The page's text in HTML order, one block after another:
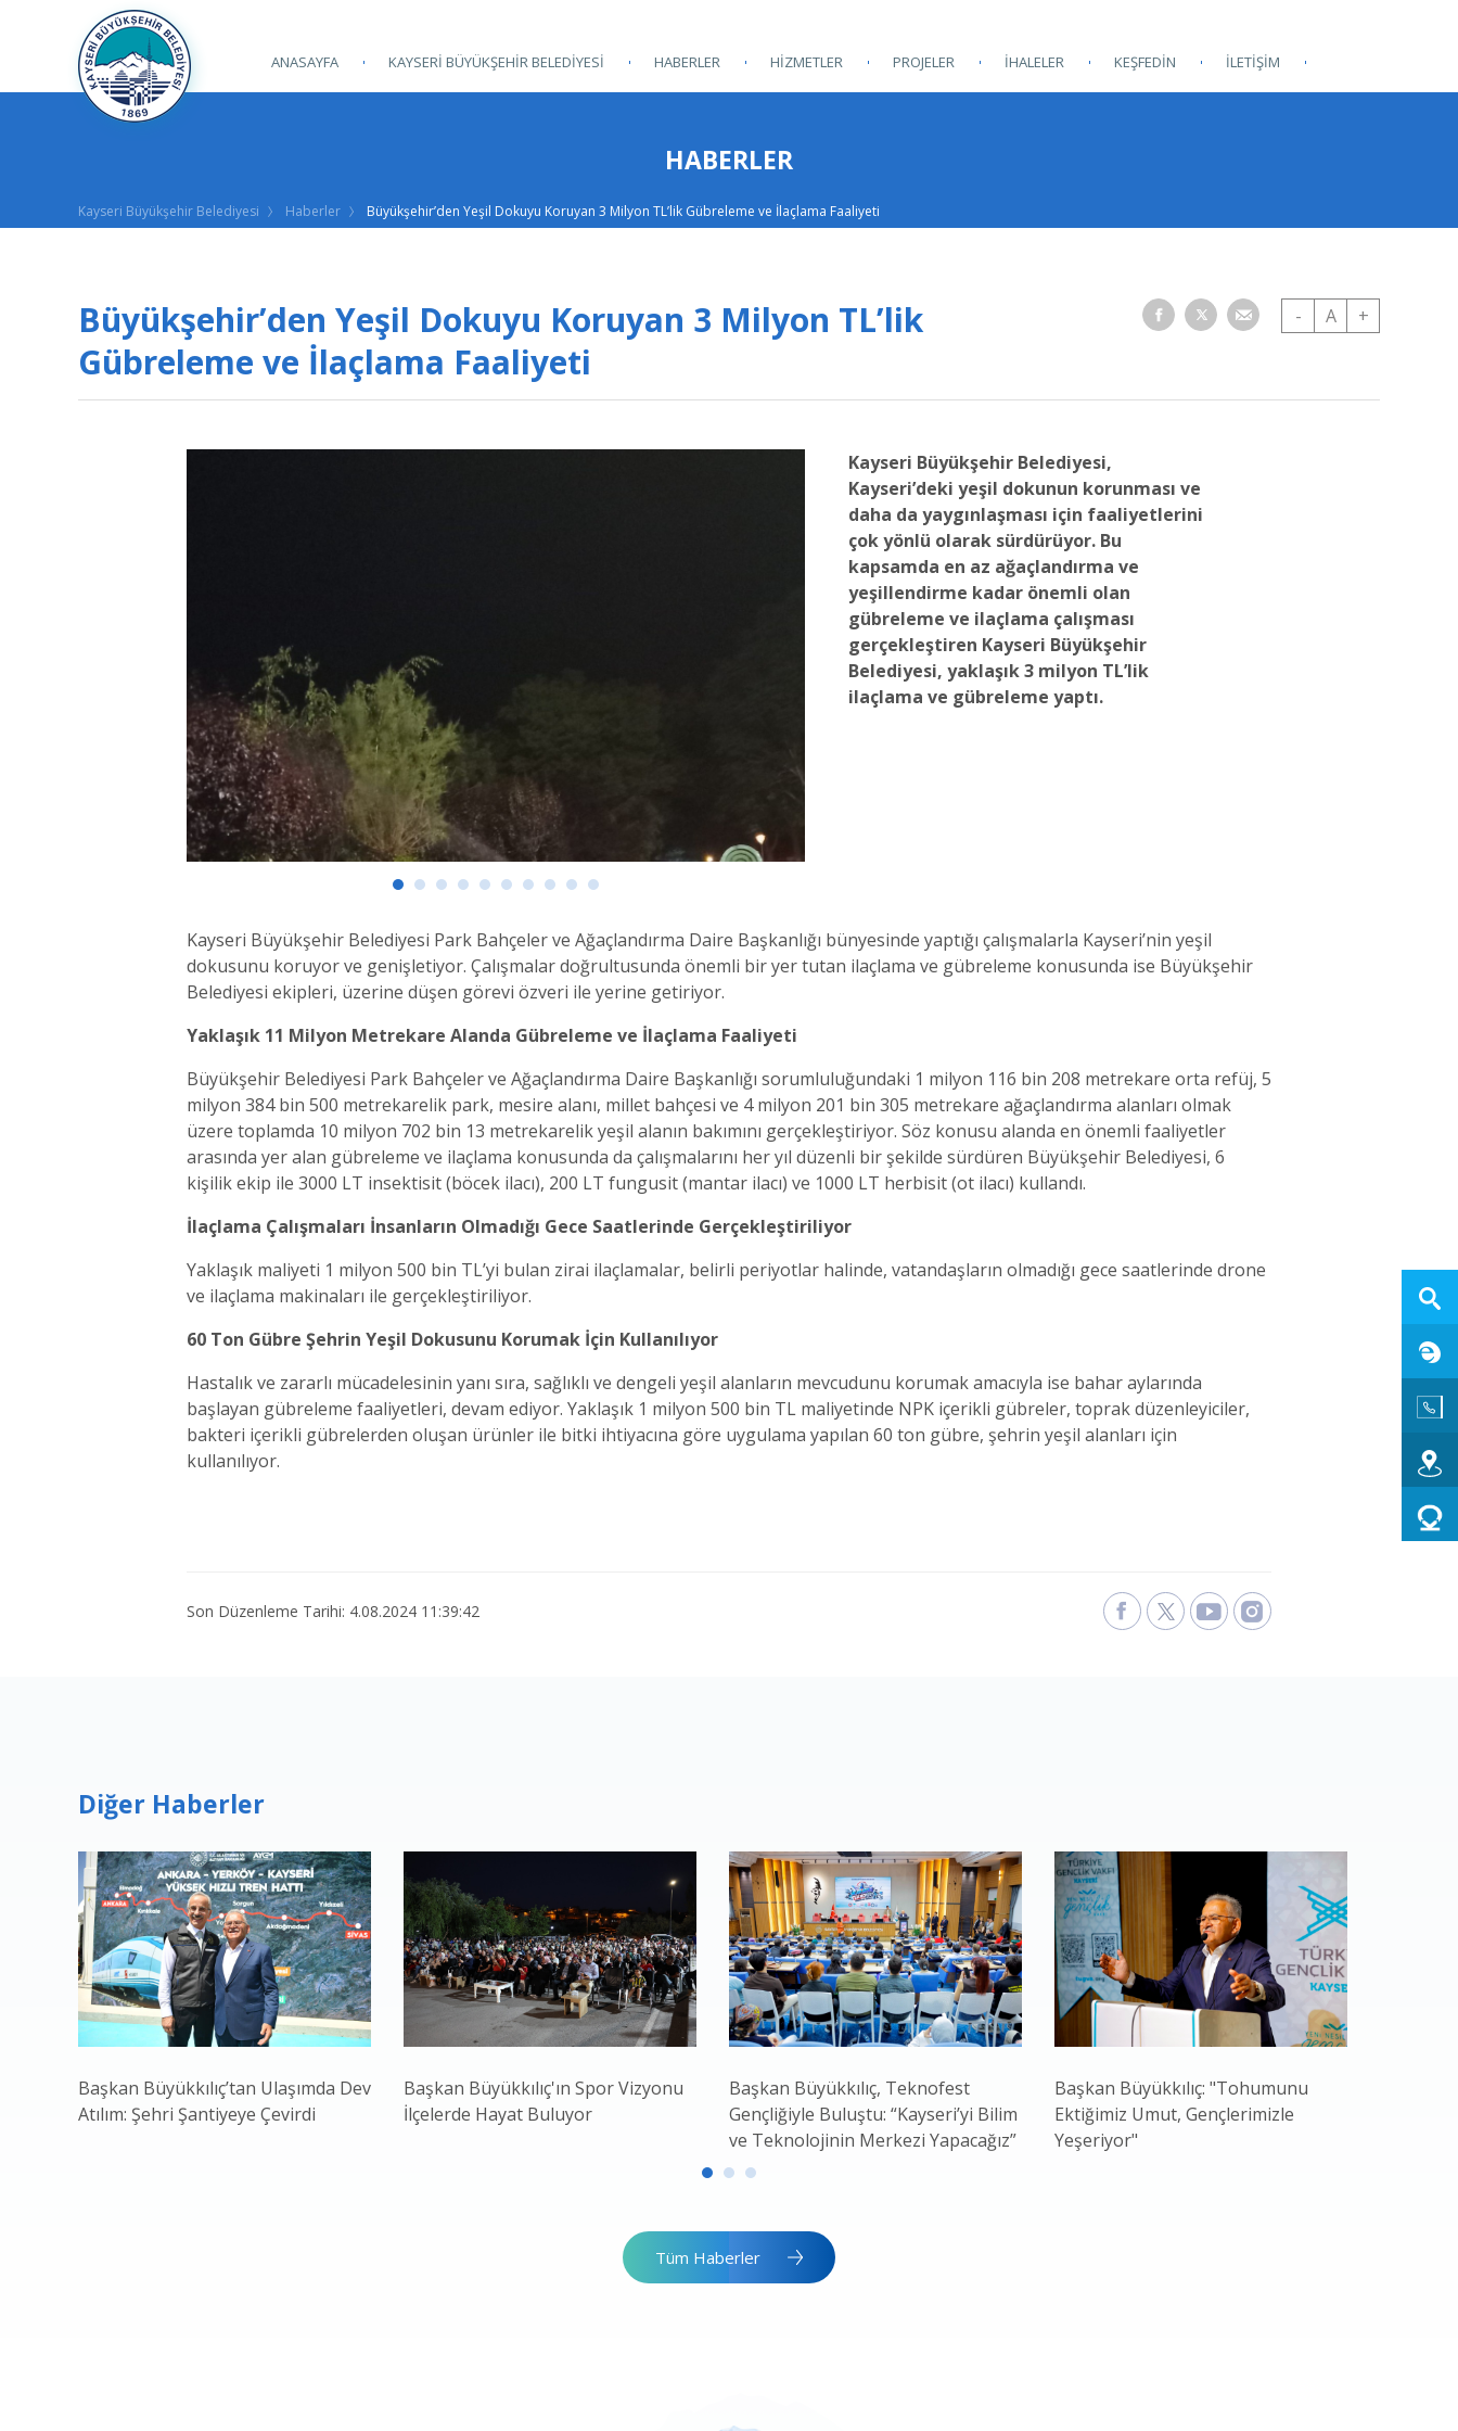
ANASAYFA KAYSERİ BÜYÜKŞEHİR BELEDİYESİ HABERLER HİZMETLER PROJELER İHALELER KEŞFEDİN İLETİŞİM
HABERLER
Kayseri Büyükşehir Belediyesi Haberler Büyükşehir’den Yeşil Dokuyu Koruyan 3 Milyon TL’lik Gübreleme ve İlaçlama Faaliyeti
Büyükşehir’den Yeşil Dokuyu Koruyan 3 Milyon TL’lik
Gübreleme ve İlaçlama Faaliyeti
- A +
Kayseri Büyükşehir Belediyesi,
Kayseri’deki yeşil dokunun korunması ve
daha da yaygınlaşması için faaliyetlerini
çok yönlü olarak sürdürüyor. Bu
kapsamda en az ağaçlandırma ve
yeşillendirme kadar önemli olan
gübreleme ve ilaçlama çalışması
gerçekleştiren Kayseri Büyükşehir
Belediyesi, yaklaşık 3 milyon TL’lik
ilaçlama ve gübreleme yaptı.
Kayseri Büyükşehir Belediyesi Park Bahçeler ve Ağaçlandırma Daire Başkanlığı bünyesinde yaptığı çalışmalarla Kayseri’nin yeşil
dokusunu koruyor ve genişletiyor. Çalışmalar doğrultusunda önemli bir yer tutan ilaçlama ve gübreleme konusunda ise Büyükşehir
Belediyesi ekipleri, üzerine düşen görevi özveri ile yerine getiriyor.
Yaklaşık 11 Milyon Metrekare Alanda Gübreleme ve İlaçlama Faaliyeti
Büyükşehir Belediyesi Park Bahçeler ve Ağaçlandırma Daire Başkanlığı sorumluluğundaki 1 milyon 116 bin 208 metrekare orta refüj, 5
milyon 384 bin 500 metrekarelik park, mesire alanı, millet bahçesi ve 4 milyon 201 bin 305 metrekare ağaçlandırma alanları olmak
üzere toplamda 10 milyon 702 bin 13 metrekarelik yeşil alanın bakımını gerçekleştiriyor. Söz konusu alanda en önemli faaliyetler
arasında yer alan gübreleme ve ilaçlama konusunda da çalışmalarını her yıl düzenli bir şekilde sürdüren Büyükşehir Belediyesi, 6
kişilik ekip ile 3000 LT insektisit (böcek ilacı), 200 LT fungusit (mantar ilacı) ve 1000 LT herbisit (ot ilacı) kullandı.
İlaçlama Çalışmaları İnsanların Olmadığı Gece Saatlerinde Gerçekleştiriliyor
Yaklaşık maliyeti 1 milyon 500 bin TL’yi bulan zirai ilaçlamalar, belirli periyotlar halinde, vatandaşların olmadığı gece saatlerinde drone
ve ilaçlama makinaları ile gerçekleştiriliyor.
60 Ton Gübre Şehrin Yeşil Dokusunu Korumak İçin Kullanılıyor
Hastalık ve zararlı mücadelesinin yanı sıra, sağlıklı ve dengeli yeşil alanların mevcudunu korumak amacıyla ise bahar aylarında
başlayan gübreleme faaliyetleri, devam ediyor. Yaklaşık 1 milyon 500 bin TL maliyetinde NPK içerikli gübreler, toprak düzenleyiciler,
bakteri içerikli gübrelerden oluşan ürünler ile bitki ihtiyacına göre uygulama yapılan 60 ton gübre, şehrin yeşil alanları için
kullanılıyor.
Son Düzenleme Tarihi: 4.08.2024 11:39:42
Diğer Haberler
Başkan Büyükkılıç’tan Ulaşımda Dev
Atılım: Şehri Şantiyeye Çevirdi
Başkan Büyükkılıç'ın Spor Vizyonu
İlçelerde Hayat Buluyor
Başkan Büyükkılıç, Teknofest
Gençliğiyle Buluştu: “Kayseri’yi Bilim
ve Teknolojinin Merkezi Yapacağız”
Başkan Büyükkılıç: "Tohumunu
Ektiğimiz Umut, Gençlerimizle
Yeşeriyor"
Tüm Haberler